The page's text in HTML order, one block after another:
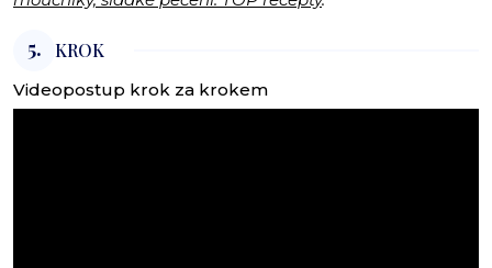
5. KROK
Videopostup krok za krokem